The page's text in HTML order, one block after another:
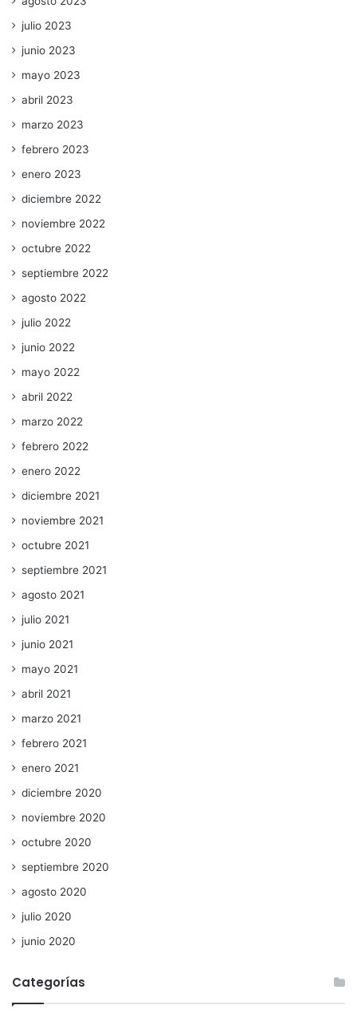
julio 2023
junio 2023
mayo 2023
abril 2023
marzo 2023
febrero 2023
enero 2023
diciembre 2022
noviembre 2022
octubre 2022
septiembre 2022
agosto 2022
julio 2022
junio 2022
mayo 2022
abril 2022
marzo 2022
febrero 2022
enero 2022
diciembre 2021
noviembre 2021
octubre 2021
septiembre 2021
agosto 2021
julio 2021
junio 2021
mayo 2021
abril 2021
marzo 2021
febrero 2021
enero 2021
diciembre 2020
noviembre 2020
octubre 2020
septiembre 2020
agosto 2020
julio 2020
junio 2020
Categorías